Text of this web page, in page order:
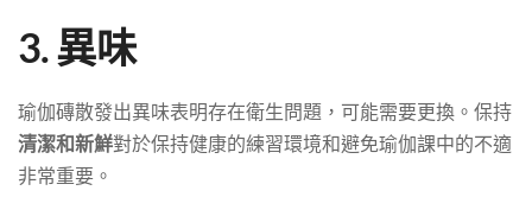
3. 異味
瑜伽磚散發出異味表明存在衛生問題，可能需要更換。保持
清潔和新鮮對於保持健康的練習環境和避免瑜伽課中的不適
非常重要。